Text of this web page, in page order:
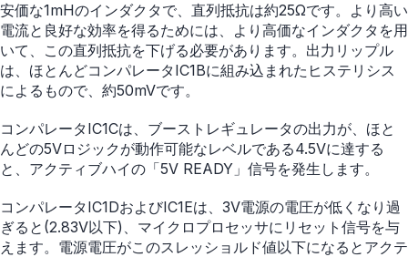
安価な1mHのインダクタで、直列抵抗は約25Ωです。より高い
電流と良好な効率を得るためには、より高価なインダクタを用
いて、この直列抵抗を下げる必要があります。出力リップル
は、ほとんどコンパレータIC1Bに組み込まれたヒステリシス
によるもので、約50mVです。
コンパレータIC1Cは、ブーストレギュレータの出力が、ほと
んどの5Vロジックが動作可能なレベルである4.5Vに達する
と、アクティブハイの「5V READY」信号を発生します。
コンパレータIC1DおよびIC1Eは、3V電源の電圧が低くなり過
ぎると(2.83V以下)、マイクロプロセッサにリセット信号を与
えます。電源電圧がこのスレッショルド値以下になるとアクテ